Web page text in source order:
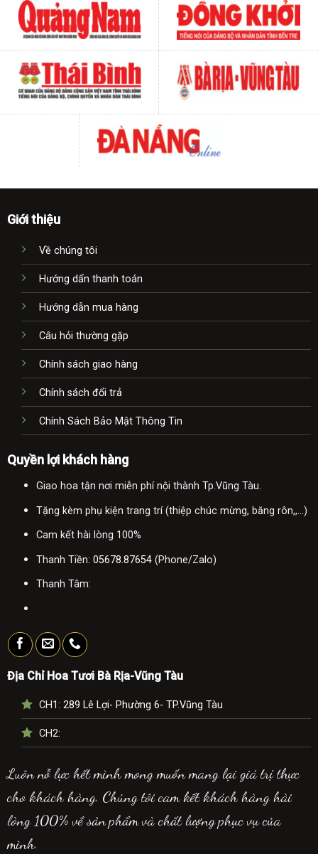
Giới thiệu
Về chúng tôi
Hướng dẩn thanh toán
Hướng dẫn mua hàng
Câu hỏi thường gặp
Chính sách giao hàng
Chính sách đổi trả
Chính Sách Bảo Mật Thông Tin
Quyền lợi khách hàng
Giao hoa tận nơi miễn phí nội thành Tp.Vũng Tàu.
Tặng kèm phụ kiện trang trí (thiệp chúc mừng, băng rôn,,...)
Cam kết hài lòng 100%
Thanh Tiền: 05678.87654(Phone/Zalo)
Thanh Tâm:
Địa Chỉ Hoa Tươi Bà Rịa-Vũng Tàu
CH1: 289 Lê Lợi- Phường 6- TP.Vũng Tàu
CH2:
Luôn nỗ lực hết mình mong muốn mang lại giá trị thực
cho khách hàng. Chúng tôi cam kết khách hàng hài
lòng 100% về sản phẩm và chất lượng phục vụ của
mình.